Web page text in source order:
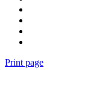
Print page